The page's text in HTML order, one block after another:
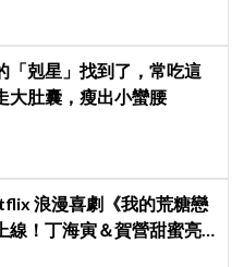
「剋星」找到了，常吃這
大肚囊，瘦出小蠻腰
浪漫喜劇《我的荒糖戀
線！丁海寅＆賀營甜蜜亮